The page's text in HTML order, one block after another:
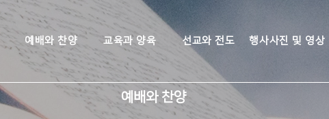
예배와 찬양 교육과 양육 선교와 전도 행사사진 및 영상
예배와 찬양